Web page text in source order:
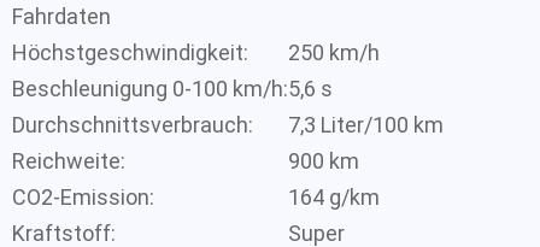
Fahrdaten
Höchstgeschwindigkeit:
250 km/h
Beschleunigung 0-100 km/h:5,6 s
Durchschnittsverbrauch:
7,3 Liter/100 km
Reichweite:
900 km
CO2-Emission:
164 g/km
Kraftstoff:
Super